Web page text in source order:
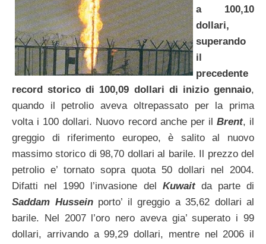
a 100,10
dollari,
superando
il
precedente
record storico di 100,09 dollari di inizio gennaio,
quando il petrolio aveva oltrepassato per la prima
volta i 100 dollari. Nuovo record anche per il Brent, il
greggio di riferimento europeo, è salito al nuovo
massimo storico di 98,70 dollari al barile. Il prezzo del
petrolio e’ tornato sopra quota 50 dollari nel 2004.
Difatti nel 1990 l’invasione del Kuwaitda parte di
Saddam Hussein porto’ il greggio a 35,62 dollari al
barile. Nel 2007 l’oro nero aveva gia’ superato i 99
dollari, arrivando a 99,29 dollari, mentre nel 2006 il